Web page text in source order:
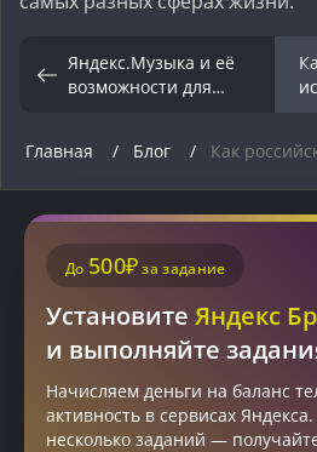
Яндекс.Музыка и её
возможности для
Главная Блог Как
До 500₽за задание
Установите Яндекс
и выполняйте
Начисляем деньги на баланс
активность в сервисах
несколько заданий —